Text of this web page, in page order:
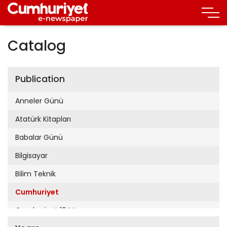
Catalog
Publication
Anneler Günü
Atatürk Kitapları
Babalar Günü
Bilgisayar
Bilim Teknik
Cumhuriyet
Cumhuriyet 19 Mayıs